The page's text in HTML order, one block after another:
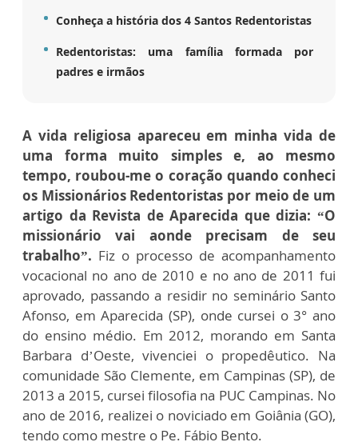
Conheça a história dos 4 Santos Redentoristas
Redentoristas: uma família formada por
padres e irmãos
A vida religiosa apareceu em minha vida de
uma forma muito simples e, ao mesmo
tempo, roubou-me o coração quando conheci
os Missionários Redentoristas por meio de um
artigo da Revista de Aparecida que dizia: “O
missionário vai aonde precisam de seu
trabalho”. Fiz o processo de acompanhamento
vocacional no ano de 2010 e no ano de 2011 fui
aprovado, passando a residir no seminário Santo
Afonso, em Aparecida (SP), onde cursei o 3° ano
do ensino médio. Em 2012, morando em Santa
Barbara d’Oeste, vivenciei o propedêutico. Na
comunidade São Clemente, em Campinas (SP), de
2013 a 2015, cursei filosofia na PUC Campinas. No
ano de 2016, realizei o noviciado em Goiânia (GO),
tendo como mestre o Pe. Fábio Bento.